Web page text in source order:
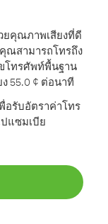
คุณภาพเสียงที่ดี
คุณสามารถโทรถึง
โทรศัพท์พื้นฐาน
55.0 ¢ ต่อนาที
อรับอัตราค่าโทร
แซมเบีย